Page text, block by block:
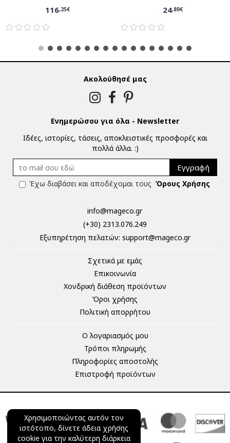
116,25€ 24,80€
Χρησιμοποιώντας αυτόν τον
ιστότοπο, δίνετε άδεια χρήσης
cookie για την καλύτερη διάρκεια
Ακολούθησέ μας
Ενημερώσου για όλα - Newsletter
Ιδέες, ιστορίες, τάσεις, αποκλειστικές προσφορές και
πολλά άλλα. :)
Εγγραφή
Έχω διαβάσει και αποδέχομαι τους Όρους Χρήσης
info@mageco.gr
(+30) 2313.076.249
Eξυπηρέτηση πελατών: support@mageco.gr
Σχετικά με εμάς
Επικοινωνία
Χονδρική διάθεση προϊόντων
Όροι χρήσης
Πολιτική απορρήτου
Ο λογαριασμός μου
Τρόποι πληρωμής
Πληροφορίες αποστολής
Επιστροφή προϊόντων